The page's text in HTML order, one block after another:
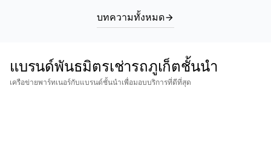
บทความทั้งหมดarrow_forward
แบรนด์พันธมิตรเช่ารถภูเก็ตชั้นนำ
เครือข่ายพาร์ทเนอร์กับแบรนด์ชั้นนำเพื่อมอบบริการที่ดีที่สุด